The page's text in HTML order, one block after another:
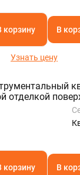
корзину В
Узнать цену
отделкой
корзину В